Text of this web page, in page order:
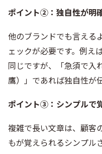
ポイント②：独自性が明
他のブランドでも言える
ェックが必要です。例え
同じですが、「急須で入
鷹）」であれば独自性が
ポイント③：シンプルで
複雑で長い文章は、顧客
もが覚えられるシンプル